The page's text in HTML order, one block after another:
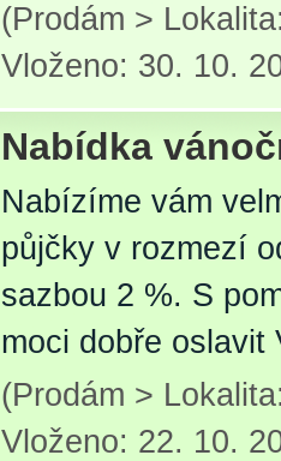
(Prodám >
Vloženo: 30. 10.
Nabídka
Nabízíme vám
půjčky v rozmezí
sazbou 2 %. S
moci dobře
(Prodám >
Vloženo: 22. 10.